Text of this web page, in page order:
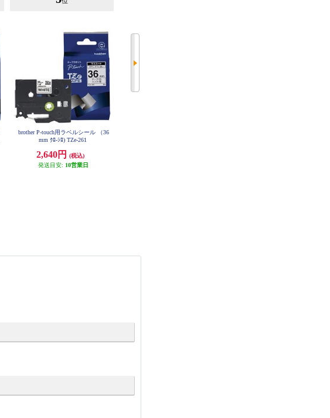
brother P-touch用ラベルシール （36
mm ｸﾛ-ｼﾛ) TZe-261
2,640円
(税込)
発送目安: 10営業日